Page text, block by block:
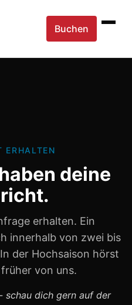
Buchen
ERHALTEN
deine
erhalten. Ein
innerhalb von zwei bis
der Hochsaison hörst
von uns.
schau dich gern auf der